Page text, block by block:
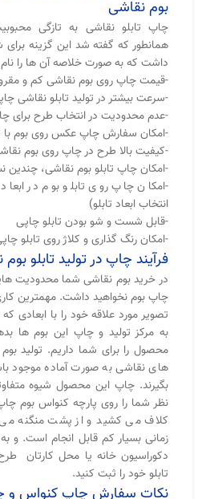
بوم نقاشی
چاپ تابلو نقاشی به تازگی
همانطور که گفته شد این گزینه برای
داشت که به صورت خلاصه آن ها را
-قیمت چاپ روی بوم نقاشی کم و
-سرعت بیشتر در تولید تابلو نقاشی
-عدم محدودیت در انتخاب طرح برای
-امکان سفارش چاپ عکس روی بوم
-کیفیت بالا طرح در چاپ روی بوم
-امکان چاپ تابلو بوم نقاشی، چندین
-امکان چاپ روی تابلو بوم در
انتخاب ابعاد تابلو)
-قابل شست و شو بودن تابلو چاپی
-امکان رنگ گذاری و کلاژ روی تابلو
فرآیند چاپ در تولید تابلو
در خرید بوم نقاشی شما محدودیت
چاپ بوم نخواهید داشت. مهمترین
تصویر مورد علاقه خود را با
به مرکز تولید و چاپ این بوم ها
محصول را برای شما داریم. تولید
های نقاشی به صورت آماده موجود
بگیرند. چاپ این محصول شیوه
نظر شما را روی پارچه کنواس بوم
کلاف می کشید و از پشت منگنه
زمانی بسیار کم قابل انجام است. و
دکوراسیون خانه یا محل کارتان
تابلو خود را ثبت کنید.
نکات سفارش چاپ کنواس و